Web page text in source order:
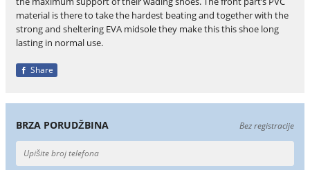
material is there to take the hardest beating and together with the
strong and sheltering EVA midsole they make this this shoe long
lasting in normal use.
Share
BRZA PORUDŽBINA Bez registracije